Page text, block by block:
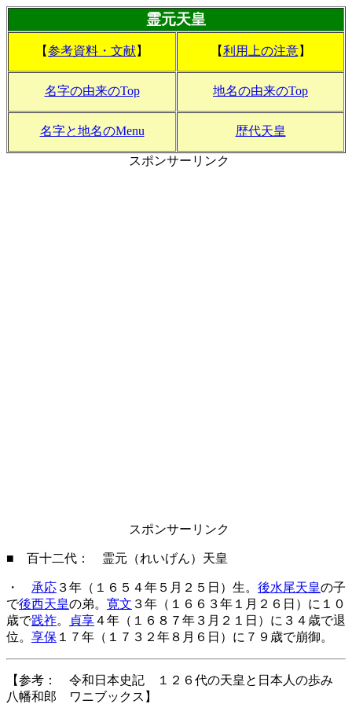
霊元天皇
【参考資料・文献】 【利用上の注意】
名字の由来のTop 地名の由来のTop
名字と地名のMenu 歴代天皇
スポンサーリンク
スポンサーリンク
■ 百十二代： 霊元（れいげん）天皇
・ 承応 ３年（１６５４年５月２５日）生。 後水尾天皇の子
で後西天皇の弟。 寛文 ３年（１６６３年１月２６日）に１０
歳で践祚。 貞享４年（１６８７年３月２１日）に３４歳で退
位。 享保 １７年（１７３２年８月６日）に７９歳で崩御。
【参考： 令和日本史記 １２６代の天皇と日本人の歩み
八幡和郎 ワニブックス】